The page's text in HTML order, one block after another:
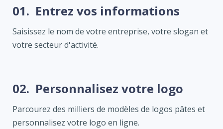
01. Entrez vos informations
Saisissez le nom de votre entreprise, votre slogan et
votre secteur d'activité.
02. Personnalisez votre logo
Parcourez des milliers de modèles de logos pâtes et
personnalisez votre logo en ligne.